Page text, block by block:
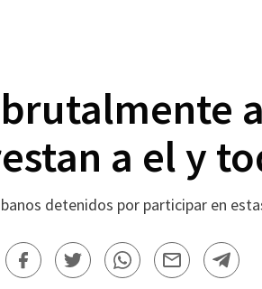
a el y
detenidos por participar en